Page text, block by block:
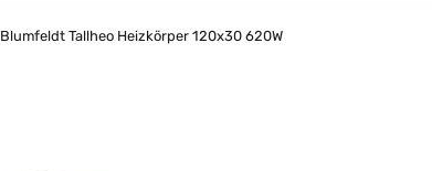
Blumfeldt Tallheo Heizkörper 120x30 620W